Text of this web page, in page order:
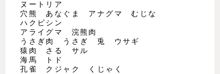
ヌートリア
穴熊 あなぐま アナグマ むじな
ハクビシン
アライグマ 浣熊肉
うさぎ肉 うさぎ 兎 ウサギ
猿肉 さる サル
海馬 トド
孔雀 クジャク くじゃく